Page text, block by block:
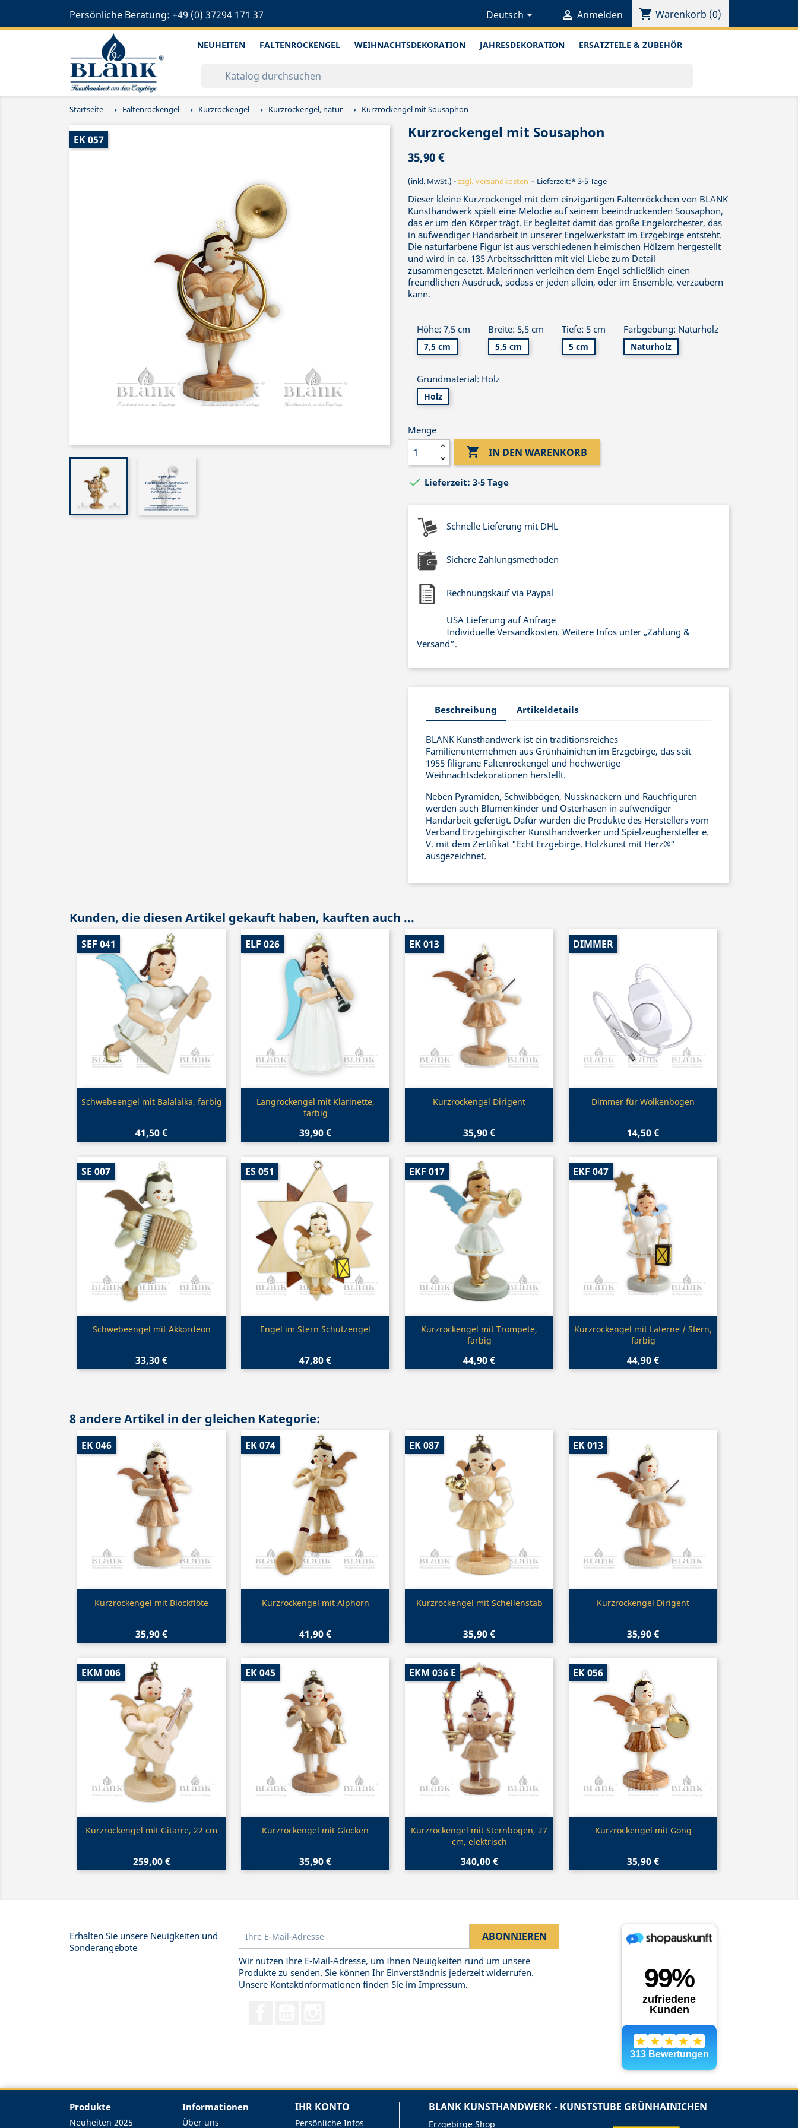
Persönliche Beratung: +49 (0) 37294 171 37 Deutsch  Anmelden shopping_cart Warenkorb (0)
NEUHEITEN FALTENROCKENGEL WEIHNACHTSDEKORATION JAHRESDEKORATION ERSATZTEILE & ZUBEHÖR
Startseite Faltenrockengel Kurzrockengel Kurzrockengel, natur Kurzrockengel mit Sousaphon
EK 057 Kurzrockengel mit Sousaphon
35,90 €
(inkl. MwSt.) zzgl. Versandkosten Lieferzeit:* 3-5 Tage
Dieser kleine Kurzrockengel mit dem einzigartigen Faltenröckchen von BLANK
Kunsthandwerk spielt eine Melodie auf seinem beeindruckenden Sousaphon,
das er um den Körper trägt. Er begleitet damit das große Engelorchester, das
in aufwendiger Handarbeit in unserer Engelwerkstatt im Erzgebirge entsteht.
Die naturfarbene Figur ist aus verschiedenen heimischen Hölzern hergestellt
und wird in ca. 135 Arbeitsschritten mit viel Liebe zum Detail
zusammengesetzt. Malerinnen verleihen dem Engel schließlich einen
freundlichen Ausdruck, sodass er jeden allein, oder im Ensemble, verzaubern
kann.
Höhe: 7,5 cm
7,5 cm
Breite: 5,5 cm
5,5 cm
Tiefe: 5 cm
5 cm
Farbgebung: Naturholz
Naturholz
Grundmaterial: Holz
Holz
Menge
 IN DEN WARENKORB
 Lieferzeit: 3-5 Tage
Schnelle Lieferung mit DHL
Sichere Zahlungsmethoden
Rechnungskauf via Paypal
USA Lieferung auf Anfrage
Individuelle Versandkosten. Weitere Infos unter „Zahlung &
Versand“.
Beschreibung Artikeldetails
BLANK Kunsthandwerk ist ein traditionsreiches
Familienunternehmen aus Grünhainichen im Erzgebirge, das seit
1955 filigrane Faltenrockengel und hochwertige
Weihnachtsdekorationen herstellt.
Neben Pyramiden, Schwibbögen, Nussknackern und Rauchfiguren
werden auch Blumenkinder und Osterhasen in aufwendiger
Handarbeit gefertigt. Dafür wurden die Produkte des Herstellers vom
Verband Erzgebirgischer Kunsthandwerker und Spielzeughersteller e.
V. mit dem Zertifikat "Echt Erzgebirge. Holzkunst mit Herz®"
ausgezeichnet.
Kunden, die diesen Artikel gekauft haben, kauften auch ...
Vorschau
Schwebeengel mit Balalaika, farbig
41,50 €
SEF 041
Vorschau
Langrockengel mit Klarinette,
farbig
39,90 €
ELF 026
Vorschau
Kurzrockengel Dirigent
35,90 €
EK 013
Vorschau
Dimmer für Wolkenbogen
14,50 €
DIMMER
Vorschau
Schwebeengel mit Akkordeon
33,30 €
SE 007
Vorschau
Engel im Stern Schutzengel
47,80 €
ES 051
Vorschau
Kurzrockengel mit Trompete,
farbig
44,90 €
EKF 017
Vorschau
Kurzrockengel mit Laterne / Stern,
farbig
44,90 €
EKF 047
8 andere Artikel in der gleichen Kategorie:
Vorschau
Kurzrockengel mit Blockflöte
35,90 €
EK 046
Vorschau
Kurzrockengel mit Alphorn
41,90 €
EK 074
Vorschau
Kurzrockengel mit Schellenstab
35,90 €
EK 087
Vorschau
Kurzrockengel Dirigent
35,90 €
EK 013
Vorschau
Kurzrockengel mit Gitarre, 22 cm
259,00 €
EKM 006
Vorschau
Kurzrockengel mit Glocken
35,90 €
EK 045
Vorschau
Kurzrockengel mit Sternbogen, 27
cm, elektrisch
340,00 €
EKM 036 E
Vorschau
Kurzrockengel mit Gong
35,90 €
EK 056
Erhalten Sie unsere Neuigkeiten und
Sonderangebote
Wir nutzen Ihre E-Mail-Adresse, um Ihnen Neuigkeiten rund um unsere
Produkte zu senden. Sie können Ihr Einverständnis jederzeit widerrufen.
Unsere Kontaktinformationen finden Sie im Impressum.
Produkte
Neuheiten 2025
Informationen
Über uns
IHR KONTO
Persönliche Infos
BLANK KUNSTHANDWERK - KUNSTSTUBE GRÜNHAINICHEN
Erzgebirge Shop